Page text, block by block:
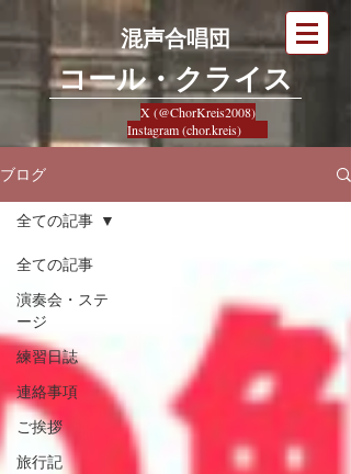
混声合唱団
​コール・クライス
X (@ChorKreis2008)
Instagram (chor.kreis)
ブログ
全ての記事
演奏会・ステ
ージ
練習日誌
連絡事項
ご挨拶
旅行記
全ての記事